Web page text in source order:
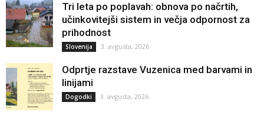
Tri leta po poplavah: obnova po načrtih,
učinkovitejši sistem in večja odpornost za
prihodnost
Slovenija 3. avgusta, 2026
Odprtje razstave Vuzenica med barvami in
linijami
Dogodki 3. avgusta, 2026